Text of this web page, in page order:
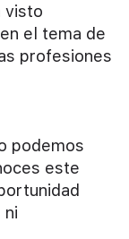
visto
el tema de
profesiones
podemos
este
ni